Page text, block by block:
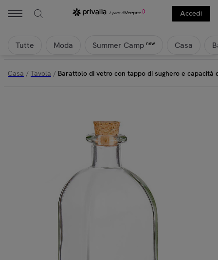
Accedi
Tutte Moda Summer Camp new Casa
Casa / Tavola / Barattolo di vetro con tappo di sughero e capacità